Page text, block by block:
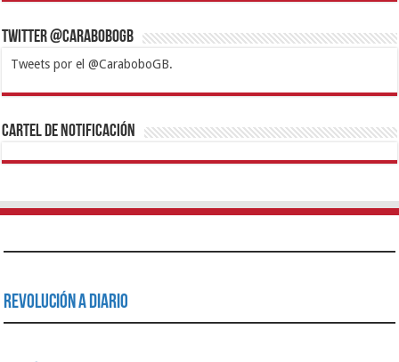
Twitter @CaraboboGB
Tweets por el @CaraboboGB.
1xbetBetturkeyBetistKralbetSupertotobetTipobetMatadorbetMariobet
https://mvbcasino.com/
Cartel de Notificación
Revolución a Diario